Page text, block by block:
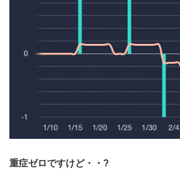
重症ゼロですけど・・?